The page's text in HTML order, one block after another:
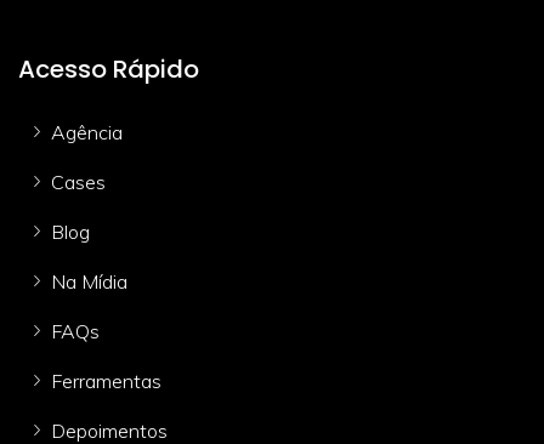
Acesso Rápido
Agência
Cases
Blog
Na Mídia
FAQs
Ferramentas
Depoimentos